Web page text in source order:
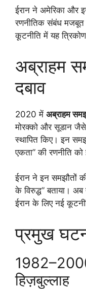
ईरान ने अमेरिका और
रणनीतिक संबंध
कूटनीति में यह
अब्राहम
दबाव
2020 में अब्राहम
मोरक्को और सूडान
स्थापित किए। इन
एकता” की रणनीति
ईरान ने इन समझौतों
के विरुद्ध” बताया।
ईरान के लिए नई
प्रमुख
हिज़बुल्लाह